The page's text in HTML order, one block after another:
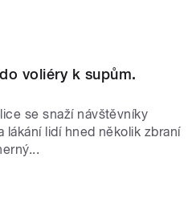
voliéry k supům.
se snaží návštěvníky
lákání lidí hned několik zbraní